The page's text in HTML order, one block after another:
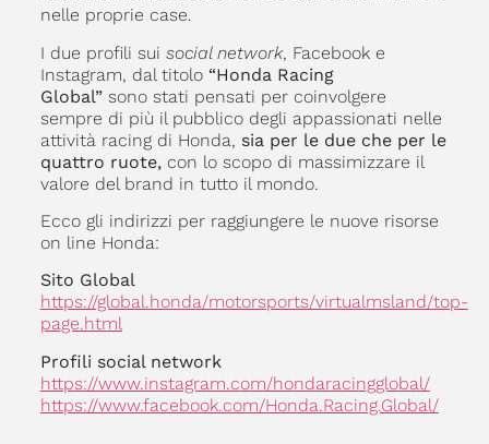
nelle proprie case.
I due profili sui social network, Facebook e
Instagram, dal titolo “Honda Racing
Global”sono stati pensati per coinvolgere
sempre di più il pubblico degli appassionati nelle
attività racing di Honda, sia per le due che per le
quattro ruote, con lo scopo di massimizzare il
valore del brand in tutto il mondo.
Ecco gli indirizzi per raggiungere le nuove risorse
on line Honda:
Sito Global
https://global.honda/motorsports/virtualmsland/top-
page.html
Profili social network
https://www.instagram.com/hondaracingglobal/
https://www.facebook.com/Honda.Racing.Global/